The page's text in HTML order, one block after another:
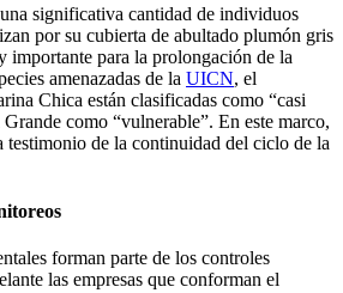
significativa cantidad de individuos
por su cubierta de abultado plumón gris
importante para la prolongación de la
amenazadas de la UICN, el
Chica están clasificadas como “casi
como “vulnerable”. En este marco,
testimonio de la continuidad del ciclo de la
forman parte de los controles
las empresas que conforman el